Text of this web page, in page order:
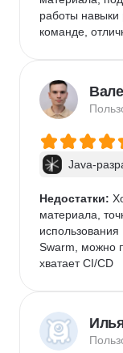
работы навыки
команде,
Java-
Недостатки:
материала,
Swarm, можно
хватает CI/CD